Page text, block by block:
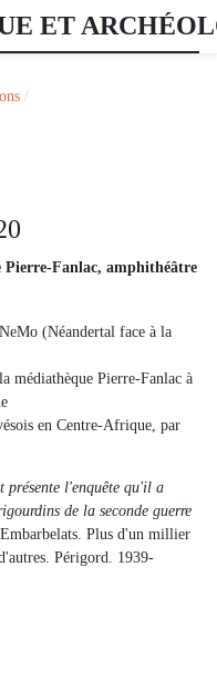
ET
Pierre-Fanlac, amphithéâtre
(Néandertal face à la
médiathèque Pierre-Fanlac à
en Centre-Afrique, par
présente l'enquête qu'il a
de la seconde guerre
Plus d'un millier
Périgord. 1939-